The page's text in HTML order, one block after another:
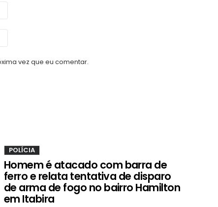
vez que eu comentar.
POLÍCIA
Homem é atacado com barra de
ferro e relata tentativa de disparo
de arma de fogo no bairro Hamilton
em Itabira